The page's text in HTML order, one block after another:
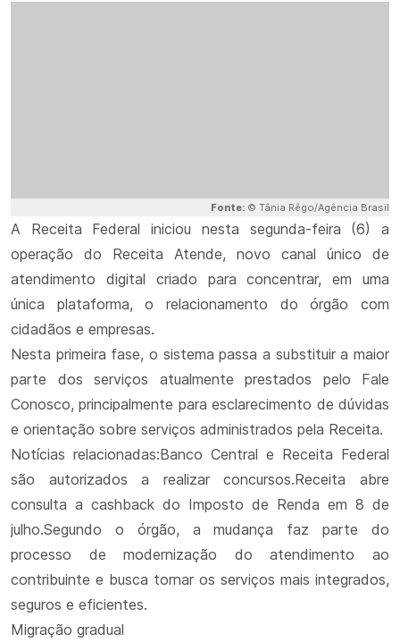
Fonte: © Tânia Rêgo/Agência Brasil
A Receita Federal iniciou nesta segunda-feira (6) a
operação do Receita Atende, novo canal único de
atendimento digital criado para concentrar, em uma
única plataforma, o relacionamento do órgão com
cidadãos e empresas.
Nesta primeira fase, o sistema passa a substituir a maior
parte dos serviços atualmente prestados pelo Fale
Conosco, principalmente para esclarecimento de dúvidas
e orientação sobre serviços administrados pela Receita.
Notícias relacionadas:Banco Central e Receita Federal
são autorizados a realizar concursos.Receita abre
consulta a cashback do Imposto de Renda em 8 de
julho.Segundo o órgão, a mudança faz parte do
processo de modernização do atendimento ao
contribuinte e busca tornar os serviços mais integrados,
seguros e eficientes.
Migração gradual